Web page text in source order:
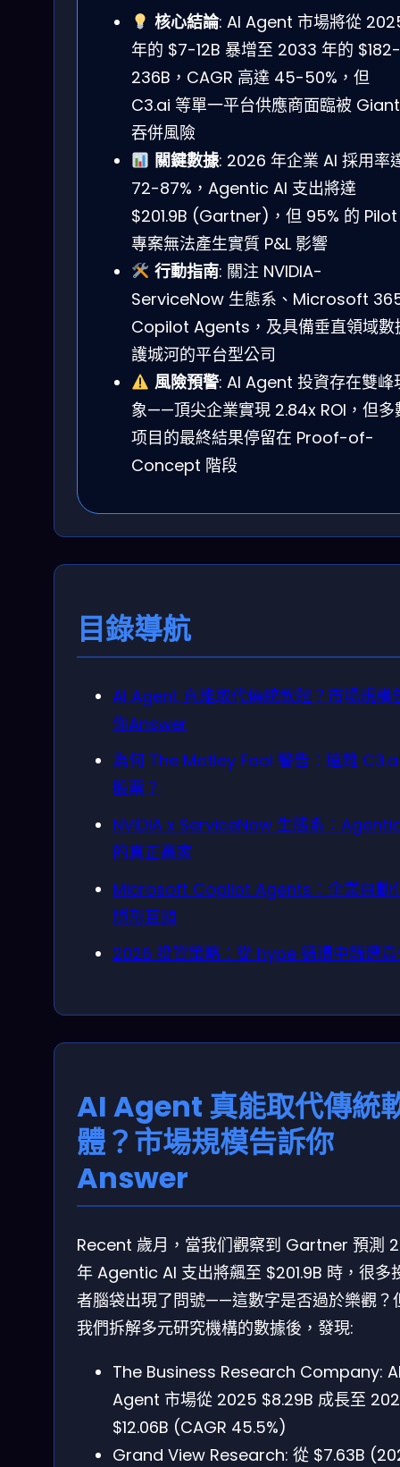
核心結論: AI Agent 市場將從
年的 $7-12B 暴增至 2033 年的 $182-
236B，CAGR 高達 45-50%，但
C3.ai 等單一平台供應商面臨被
吞併風險
關鍵數據: 2026 年企業 AI 採用率
72-87%，Agentic AI 支出將達
$201.9B (Gartner)，但 95% 的 Pilot
專案無法產生實質 P&L 影響
行動指南: 關注 NVIDIA-
ServiceNow 生態系、Microsoft
Copilot Agents，及具備垂直領域數
護城河的平台型公司
風險預警: AI Agent 投資存在雙峰
象——頂尖企業實現 2.84x ROI，但多
项目的最終結果停留在 Proof-of-
Concept 階段
目錄導航
AI Agent 真能取代傳統軟體？市場規模
你Answer
為何 The Motley Fool 警告：遠離
股票？
NVIDIA x ServiceNow 生態系：
的真正贏家
Microsoft Copilot Agents：企業自動
隱形巨頭
2026 投資策略：從 hype 循環中篩選
AI Agent 真能取代傳統
體？市場規模告訴你
Answer
Recent 歲月，當我们觀察到 Gartner 預測
年 Agentic AI 支出將飆至 $201.9B 時，很多
者腦袋出現了問號——這數字是否過於樂觀？
我們拆解多元研究機構的數據後，發現:
The Business Research Company:
Agent 市場從 2025 $8.29B 成長至
$12.06B (CAGR 45.5%)
Grand View Research: 從 $7.63B